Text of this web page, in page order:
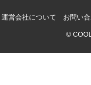
運営会社について お問い
©